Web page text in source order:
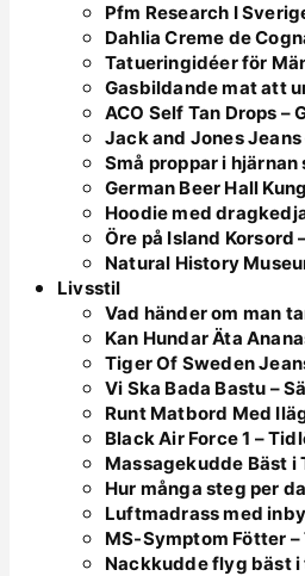
Pfm Research I
Dahlia Creme de
Tatueringidéer för
Gasbildande mat att
ACO Self Tan Drops
Jack and Jones
Små proppar i
German Beer Hall
Hoodie med
Öre på Island Korsord
Natural History
Livsstil
Vad händer om man
Kan Hundar Äta
Tiger Of Sweden
Vi Ska Bada Bastu –
Runt Matbord Med
Black Air Force 1 –
Massagekudde Bäst i
Hur många steg per
Luftmadrass med
MS-Symptom Fötter
Nackkudde flyg bäst i